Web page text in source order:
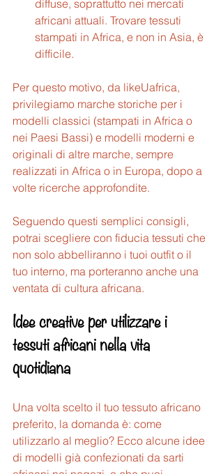
diffuse, soprattutto nei mercati
africani attuali. Trovare tessuti
stampati in Africa, e non in Asia, è
difficile.
Per questo motivo, da likeUafrica,
privilegiamo marche storiche per i
modelli classici (stampati in Africa o
nei Paesi Bassi) e modelli moderni e
originali di altre marche, sempre
realizzati in Africa o in Europa, dopo a
volte ricerche approfondite.
Seguendo questi semplici consigli,
potrai scegliere con fiducia tessuti che
non solo abbelliranno i tuoi outfit o il
tuo interno, ma porteranno anche una
ventata di cultura africana.
Idee creative per utilizzare i
tessuti africani nella vita
quotidiana
Una volta scelto il tuo tessuto africano
preferito, la domanda è: come
utilizzarlo al meglio? Ecco alcune idee
di modelli già confezionati da sarti